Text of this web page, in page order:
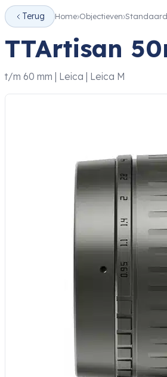
Terug Home Objectieven Standaard
TTArtisan
t/m 60 mm | Leica | Leica M